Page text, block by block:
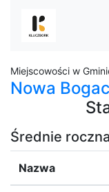
Miejscowości w
Nowa
Średnie roczna
Nazwa